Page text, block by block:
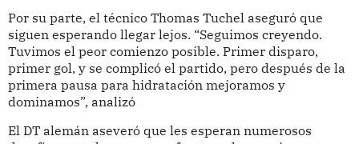
Por su parte, el técnico Thomas Tuchel aseguró que
siguen esperando llegar lejos. “Seguimos creyendo.
Tuvimos el peor comienzo posible. Primer disparo,
primer gol, y se complicó el partido, pero después de la
primera pausa para hidratación mejoramos y
dominamos”, analizó
El DT alemán aseveró que les esperan numerosos